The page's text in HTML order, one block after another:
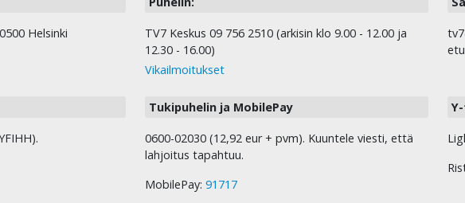
Helsinki
TV7 Keskus 09 756 2510 (arkisin klo 9.00 - 12.00 ja
12.30 - 16.00)
Vikailmoitukset
Tukipuhelin ja MobilePay
0600-02030 (12,92 eur + pvm). Kuuntele viesti, että
lahjoitus tapahtuu.
MobilePay: 91717